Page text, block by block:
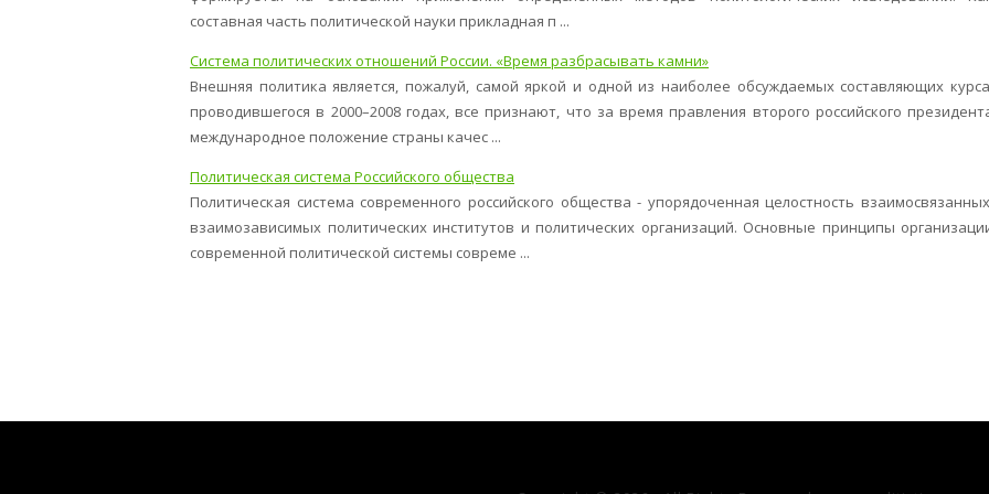
составная часть политической науки прикладная п ...
Система политических отношений России. «Время разбрасывать камни»
Внешняя политика является, пожалуй, самой яркой и одной из наиболее обсуждаемых составляющих
проводившегося в 2000–2008 годах, все признают, что за время правления второго российского
международное положение страны качес ...
Политическая система Российского общества
Политическая система современного российского общества - упорядоченная целостность
взаимозависимых политических институтов и политических организаций. Основные принципы
современной политической системы совреме ...